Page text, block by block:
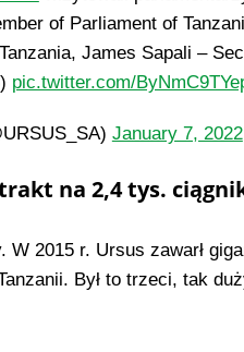
of Parliament of
James Sapali –
pic.twitter.com/
January 7, 2022
na 2,4 tys.
W 2015 r. Ursus zawarł
Był to trzeci, tak